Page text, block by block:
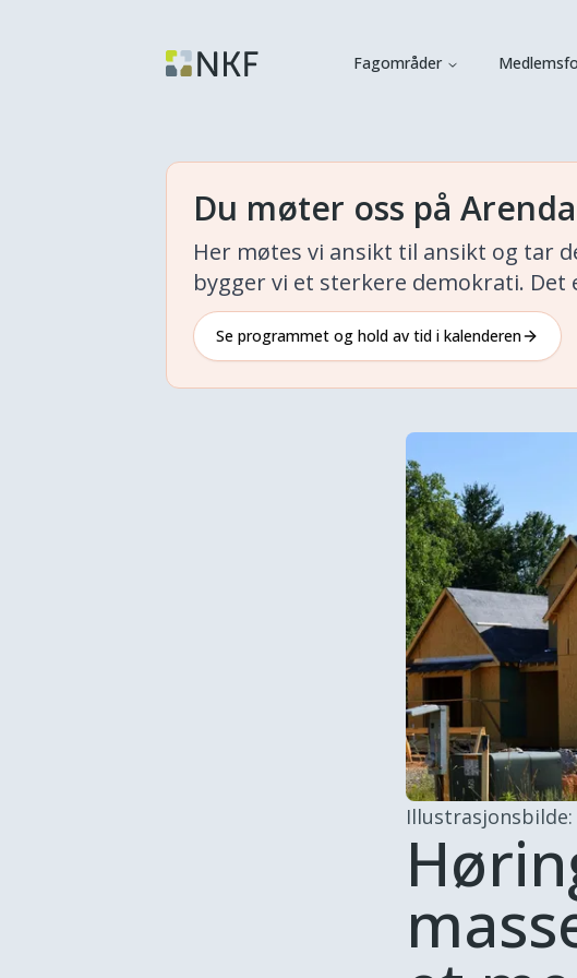
Fagområder
Du møter oss på
Her møtes vi ansikt til ansikt og tar
bygger vi et sterkere demokrati.
Se programmet og hold av tid i kalenderen
Illustrasjonsbilde: